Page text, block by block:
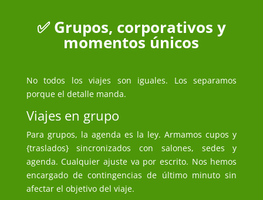
✅ Grupos, corporativos y
momentos únicos
No todos los viajes son iguales. Los separamos
porque el detalle manda.
Viajes en grupo
Para grupos, la agenda es la ley. Armamos cupos y
{traslados} sincronizados con salones, sedes y
agenda. Cualquier ajuste va por escrito. Nos hemos
encargado de contingencias de último minuto sin
afectar el objetivo del viaje.